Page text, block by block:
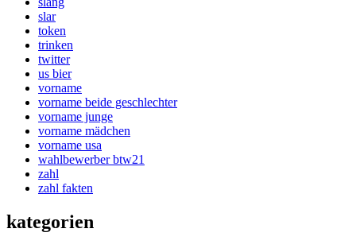
slar
token
trinken
twitter
us bier
vorname
vorname beide geschlechter
vorname junge
vorname mädchen
vorname usa
wahlbewerber btw21
zahl
zahl fakten
kategorien